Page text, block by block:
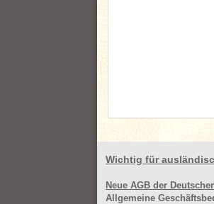
Wichtig für
Neue AGB der
Allgemeine